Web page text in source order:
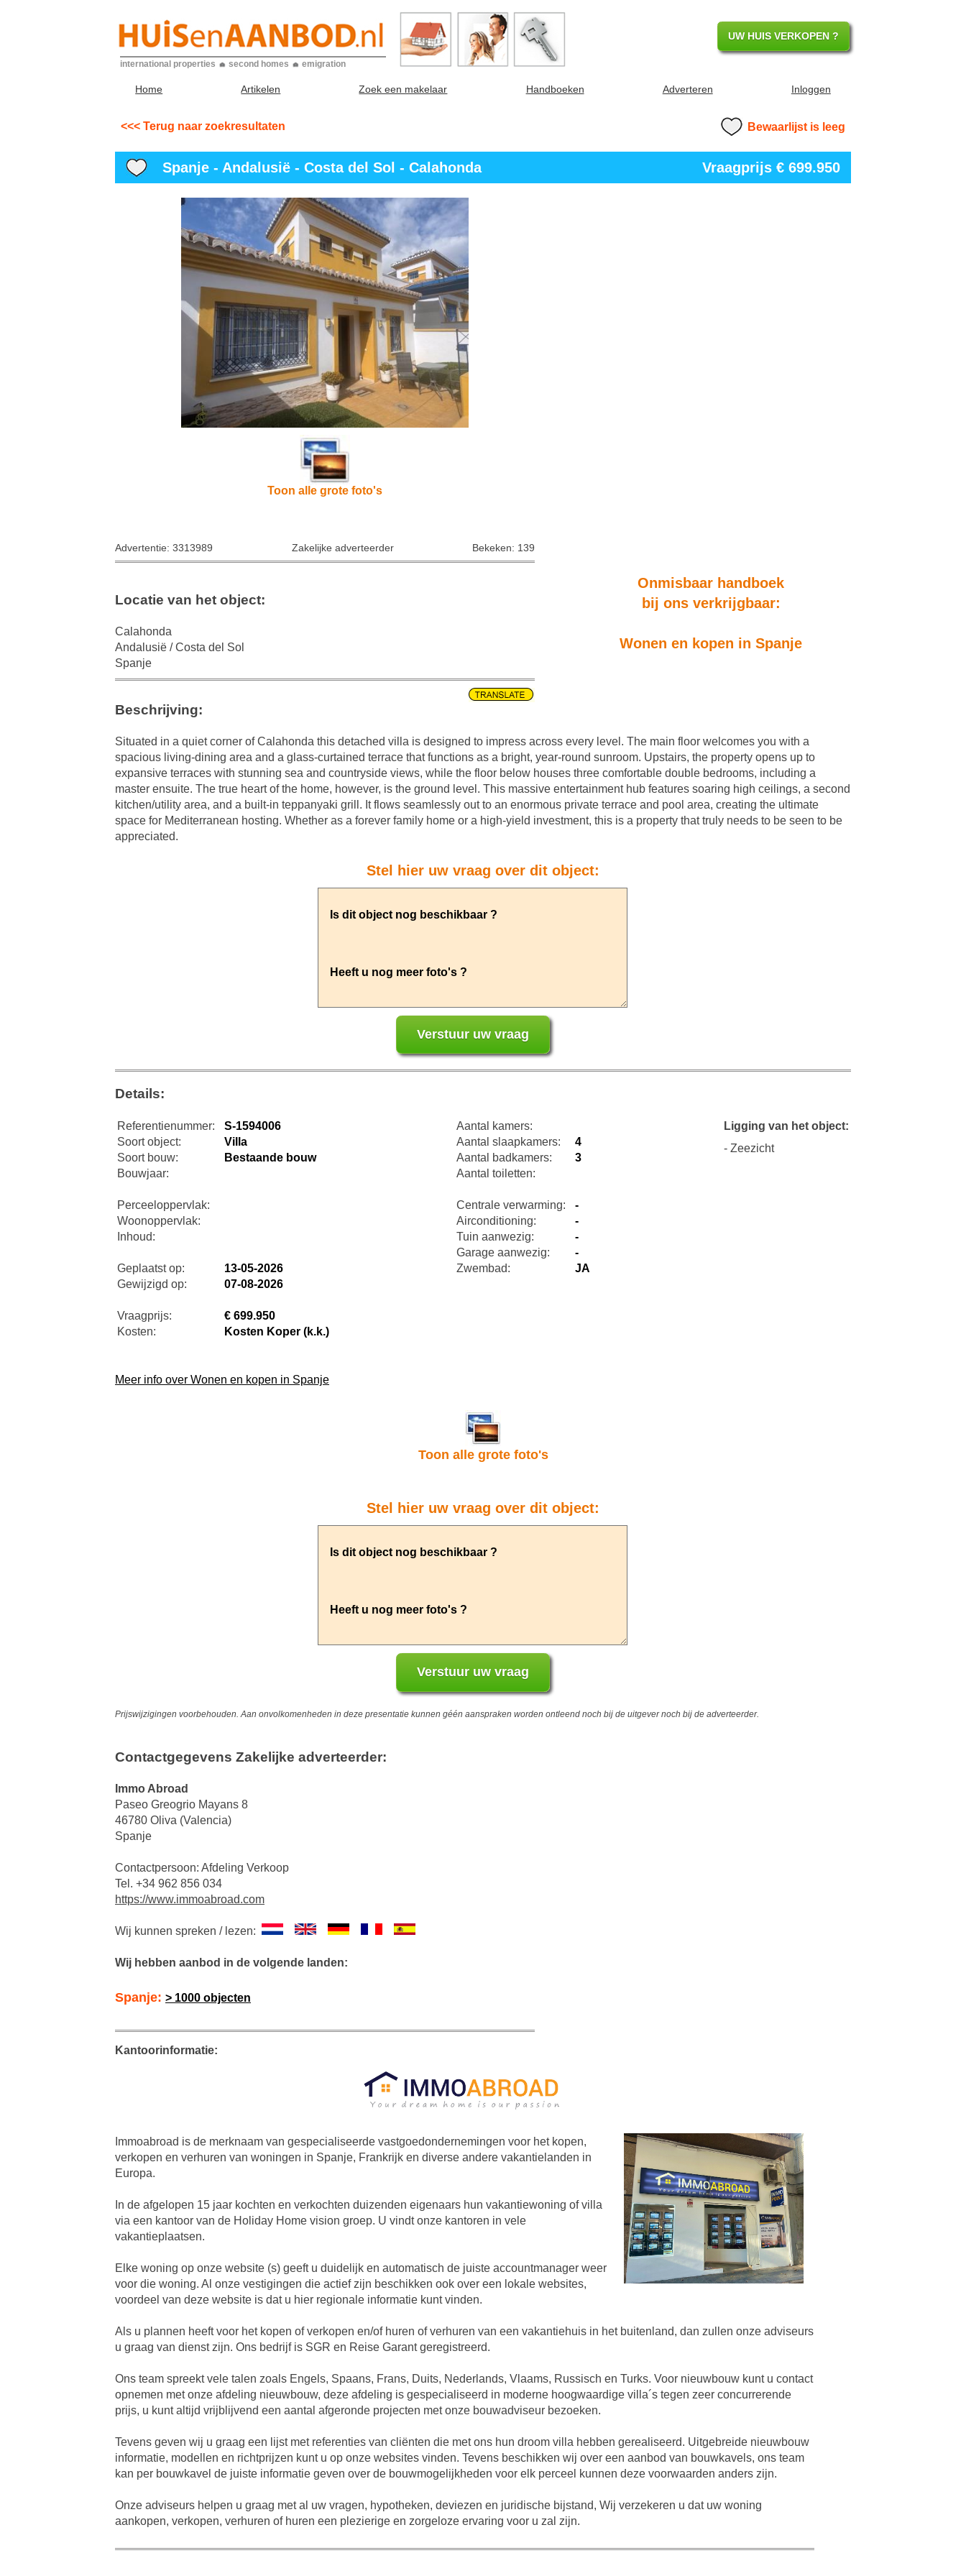
international properties second homes emigration
UW HUIS VERKOPEN ?
Home Artikelen Zoek een makelaar Handboeken Adverteren Inloggen
<<< Terug naar zoekresultaten Bewaarlijst is leeg
Spanje - Andalusië - Costa del Sol - Calahonda Vraagprijs € 699.950
Toon alle grote foto's
Advertentie: 3313989 Zakelijke adverteerder Bekeken: 139
Onmisbaar handboek
bij ons verkrijgbaar:
Wonen en kopen in Spanje
Locatie van het object:
Calahonda
Andalusië / Costa del Sol
Spanje
Beschrijving:
Situated in a quiet corner of Calahonda this detached villa is designed to impress across every level. The main floor welcomes you with a
spacious living-dining area and a glass-curtained terrace that functions as a bright, year-round sunroom. Upstairs, the property opens up to
expansive terraces with stunning sea and countryside views, while the floor below houses three comfortable double bedrooms, including a
master ensuite. The true heart of the home, however, is the ground level. This massive entertainment hub features soaring high ceilings, a second
kitchen/utility area, and a built-in teppanyaki grill. It flows seamlessly out to an enormous private terrace and pool area, creating the ultimate
space for Mediterranean hosting. Whether as a forever family home or a high-yield investment, this is a property that truly needs to be seen to be
appreciated.
Stel hier uw vraag over dit object:
Details:
Referentienummer:
S-1594006
Soort object:
Villa
Soort bouw:
Bestaande bouw
Bouwjaar:
Perceeloppervlak:
Woonoppervlak:
Inhoud:
Geplaatst op:
13-05-2026
Gewijzigd op:
07-08-2026
Vraagprijs:
€ 699.950
Kosten:
Kosten Koper (k.k.)
Aantal kamers:
Aantal slaapkamers:
4
Aantal badkamers:
3
Aantal toiletten:
Centrale verwarming:
-
Airconditioning:
-
Tuin aanwezig:
-
Garage aanwezig:
-
Zwembad:
JA
Ligging van het object:
- Zeezicht
Meer info over Wonen en kopen in Spanje
Toon alle grote foto's
Stel hier uw vraag over dit object:
Prijswijzigingen voorbehouden. Aan onvolkomenheden in deze presentatie kunnen géén aanspraken worden ontleend noch bij de uitgever noch bij de adverteerder.
Contactgegevens Zakelijke adverteerder:
Immo Abroad
Paseo Greogrio Mayans 8
46780 Oliva (Valencia)
Spanje
Contactpersoon: Afdeling Verkoop
Tel. +34 962 856 034
https://www.immoabroad.com
Wij kunnen spreken / lezen:
Wij hebben aanbod in de volgende landen:
Spanje: > 1000 objecten
Kantoorinformatie:
Immoabroad is de merknaam van gespecialiseerde vastgoedondernemingen voor het kopen,
verkopen en verhuren van woningen in Spanje, Frankrijk en diverse andere vakantielanden in
Europa.
In de afgelopen 15 jaar kochten en verkochten duizenden eigenaars hun vakantiewoning of villa
via een kantoor van de Holiday Home vision groep. U vindt onze kantoren in vele
vakantieplaatsen.
Elke woning op onze website (s) geeft u duidelijk en automatisch de juiste accountmanager weer
voor die woning. Al onze vestigingen die actief zijn beschikken ook over een lokale websites,
voordeel van deze website is dat u hier regionale informatie kunt vinden.
Als u plannen heeft voor het kopen of verkopen en/of huren of verhuren van een vakantiehuis in het buitenland, dan zullen onze adviseurs
u graag van dienst zijn. Ons bedrijf is SGR en Reise Garant geregistreerd.
Ons team spreekt vele talen zoals Engels, Spaans, Frans, Duits, Nederlands, Vlaams, Russisch en Turks. Voor nieuwbouw kunt u contact
opnemen met onze afdeling nieuwbouw, deze afdeling is gespecialiseerd in moderne hoogwaardige villa´s tegen zeer concurrerende
prijs, u kunt altijd vrijblijvend een aantal afgeronde projecten met onze bouwadviseur bezoeken.
Tevens geven wij u graag een lijst met referenties van cliënten die met ons hun droom villa hebben gerealiseerd. Uitgebreide nieuwbouw
informatie, modellen en richtprijzen kunt u op onze websites vinden. Tevens beschikken wij over een aanbod van bouwkavels, ons team
kan per bouwkavel de juiste informatie geven over de bouwmogelijkheden voor elk perceel kunnen deze voorwaarden anders zijn.
Onze adviseurs helpen u graag met al uw vragen, hypotheken, deviezen en juridische bijstand, Wij verzekeren u dat uw woning
aankopen, verkopen, verhuren of huren een plezierige en zorgeloze ervaring voor u zal zijn.